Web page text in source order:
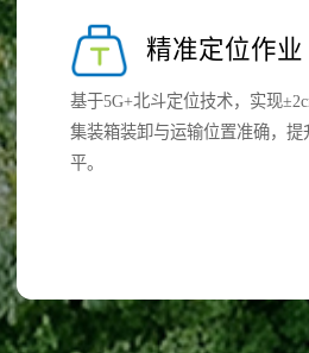
精准定位作业
基于5G+北斗定位技术，实现
集装箱装卸与运输位置准确，提
平。